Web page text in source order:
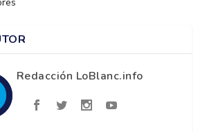
Redacción LoBlanc.info